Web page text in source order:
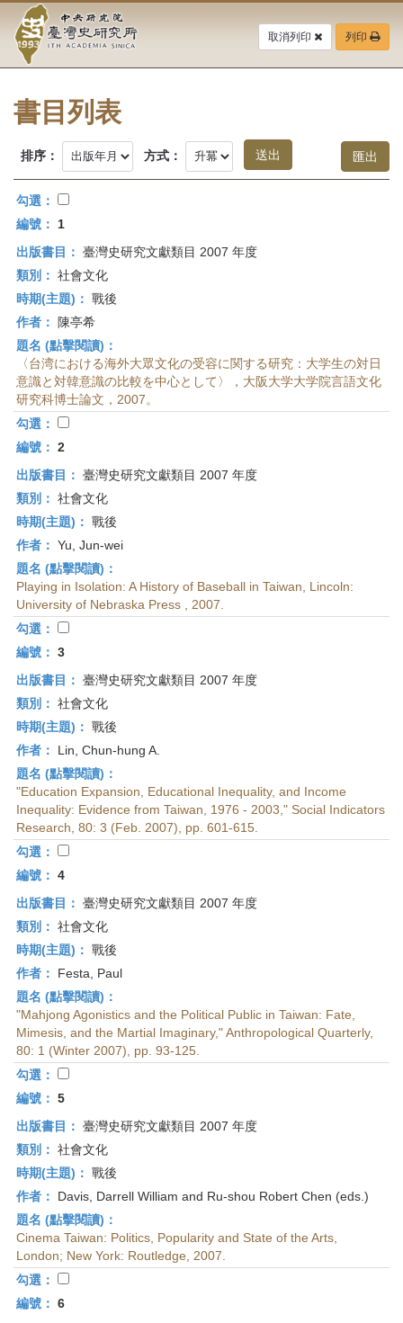
要
中
央
研
究
院-
臺
灣
史
研
究
所-
首
頁
取消列印 列印
書目列表
排序： 方式：
勾選：
編號：
1
出版書目： 臺灣史研究文獻類目 2007 年度
類別： 社會文化
時期(主題)： 戰後
作者：
陳亭希
題名 (點擊閱讀)：
〈台湾における海外大眾文化の受容に関する研究：大学生の対日
意識と対韓意識の比較を中心として〉，大阪大学大学院言語文化
研究科博士論文，2007。
勾選：
編號： 2
出版書目： 臺灣史研究文獻類目 2007 年度
類別： 社會文化
時期(主題)： 戰後
作者： Yu, Jun-wei
題名 (點擊閱讀)：
Playing in Isolation: A History of Baseball in Taiwan, Lincoln:
University of Nebraska Press , 2007.
勾選：
編號： 3
出版書目： 臺灣史研究文獻類目 2007 年度
類別： 社會文化
時期(主題)： 戰後
作者：
Lin, Chun-hung A.
題名 (點擊閱讀)：
"Education Expansion, Educational Inequality, and Income
Inequality: Evidence from Taiwan, 1976 - 2003," Social Indicators
Research, 80: 3 (Feb. 2007), pp. 601-615.
勾選：
編號： 4
出版書目： 臺灣史研究文獻類目 2007 年度
類別： 社會文化
時期(主題)： 戰後
作者：
Festa, Paul
題名 (點擊閱讀)：
"Mahjong Agonistics and the Political Public in Taiwan: Fate,
Mimesis, and the Martial Imaginary," Anthropological Quarterly,
80: 1 (Winter 2007), pp. 93-125.
勾選：
編號： 5
出版書目： 臺灣史研究文獻類目 2007 年度
類別： 社會文化
時期(主題)： 戰後
作者：
Davis, Darrell William and Ru-shou Robert Chen (eds.)
題名 (點擊閱讀)：
Cinema Taiwan: Politics, Popularity and State of the Arts,
London; New York: Routledge, 2007.
勾選：
編號： 6